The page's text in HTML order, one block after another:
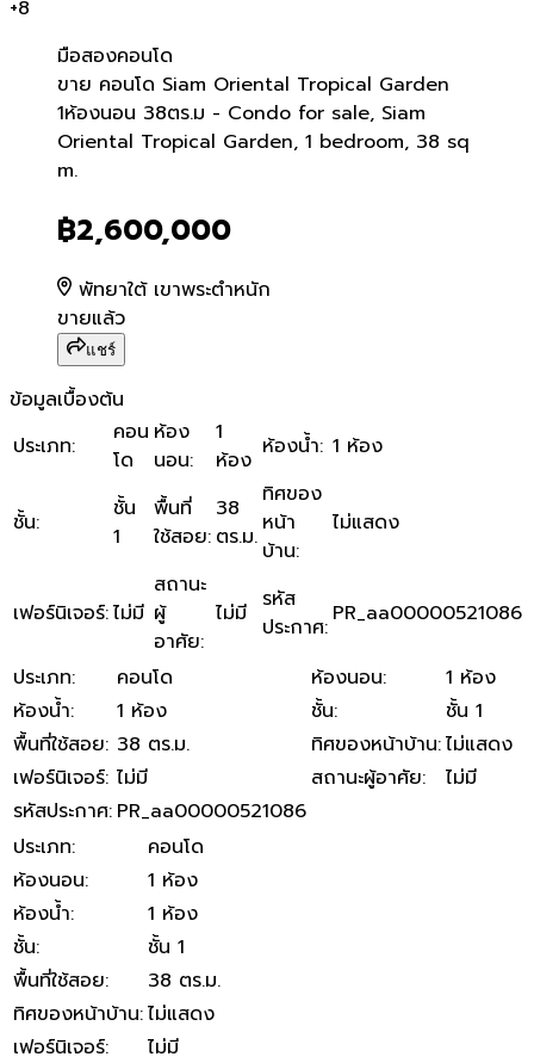
+8
มือสองคอนโด
ขาย คอนโด Siam
ขาย คอนโด Siam Oriental Tropical Garden
1ห้องนอน 38ตร.ม - Condo for sale, Siam
Oriental Tropical Garden, 1 bedroom, 38 sq
m.
฿2,600,000
พัทยาใต้ เขาพระตำหนัก
ขายแล้ว
แชร์
ข้อมูลเบื้องต้น
ประเภท:
คอน
โด
ห้อง
นอน:
1
ห้อง ห้องน้ำ: 1 ห้อง
ชั้น:
ชั้น
1
พื้นที่
ใช้สอย:
38
ตร.ม.
ทิศของ
หน้า
บ้าน:
ไม่แสดง
เฟอร์นิเจอร์:ไม่มี
สถานะ
ผู้
อาศัย:
ไม่มี รหัส
ประกาศ: PR_aa00000521086
ประเภท: คอนโด ห้องนอน:
1 ห้อง
ห้องน้ำ: 1 ห้อง ชั้น:
ชั้น 1
พื้นที่ใช้สอย: 38 ตร.ม. ทิศของหน้าบ้าน:ไม่แสดง
เฟอร์นิเจอร์: ไม่มี สถานะผู้อาศัย:
ไม่มี
รหัสประกาศ: PR_aa00000521086
ประเภท:
คอนโด
ห้องนอน:
1 ห้อง
ห้องน้ำ:
1 ห้อง
ชั้น:
ชั้น 1
พื้นที่ใช้สอย:
38 ตร.ม.
ทิศของหน้าบ้าน:ไม่แสดง
เฟอร์นิเจอร์:
ไม่มี